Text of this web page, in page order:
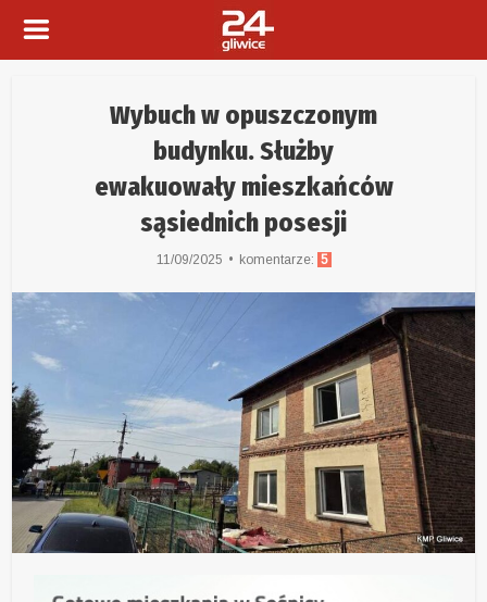
Wybuch w opuszczonym
budynku. Służby
ewakuowały mieszkańców
sąsiednich posesji
11/09/2025 komentarze: 5